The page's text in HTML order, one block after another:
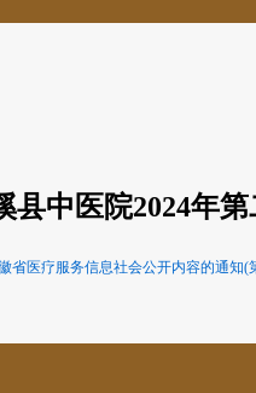
中医院2024年第
省医疗服务信息社会公开内容的通知(